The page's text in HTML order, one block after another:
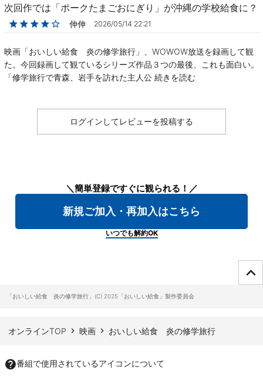
次回作では「ポークたまごおにぎり」が沖縄の学校給食に？
★★★★☆ 伸伸 2026/05/14 22:21
映画「おいしい給食 炎の修学旅行」、WOWOW放送を録画して観
た。今回録画して観ているシリーズ作品３つの最後、これも面白い。
「修学旅行で青森、岩手を訪れた主人公 続きを読む
ログインしてレビューを投稿する
＼簡単登録ですぐに観られる！／
新規ご加入・再加入はこちら
いつでも解約OK
「おいしい給食 炎の修学旅行」(C) 2025「おいしい給食」製作委員会
オンラインTOP 映画 おいしい給食 炎の修学旅行
番組で使用されているアイコンについて